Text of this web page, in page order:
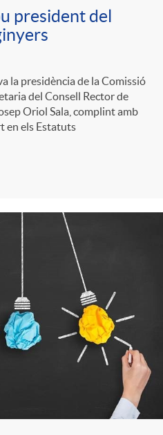
president del
la presidència de la Comissió
del Consell Rector de
Oriol Sala, complint amb
en els Estatuts